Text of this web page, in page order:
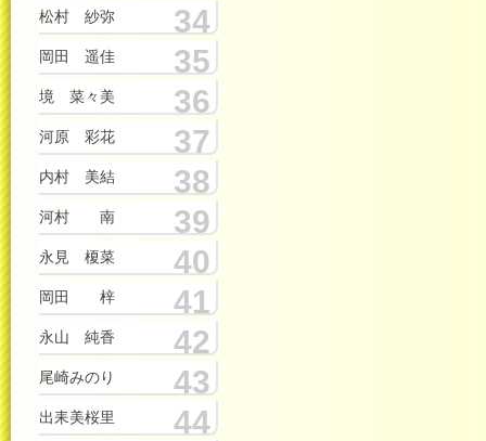
松村 紗弥 34
岡田 遥佳 35
境 菜々美 36
河原 彩花 37
内村 美結 38
河村 南 39
永見 榎菜 40
岡田 梓 41
永山 純香 42
尾崎みのり 43
出耒美桜里 44